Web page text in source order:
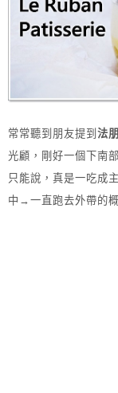
常常聽到朋友提到法朋
光顧，剛好一個下南
只能說，真是一吃成
中→一直跑去外帶的